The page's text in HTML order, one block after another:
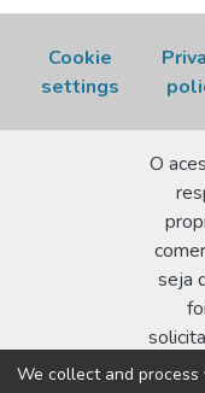
Cookie
settings
O
seja
We collect and